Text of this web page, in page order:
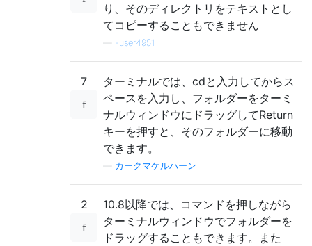
り、そのディレクトリをテキストとし
てコピーすることもできません
-user4951
7
ターミナルでは、cdと入力してからス
ペースを入力し、フォルダーをターミ
ナルウィンドウにドラッグしてReturn
キーを押すと、そのフォルダーに移動
できます。
カークマケルハーン
2
10.8以降では、コマンドを押しながら
ターミナルウィンドウでフォルダーを
ドラッグすることもできます。また